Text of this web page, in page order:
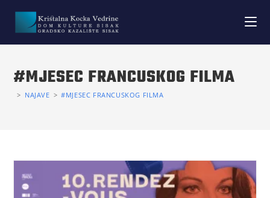
#MJESEC FRANCUSKOG FILMA
> NAJAVE > #MJESEC FRANCUSKOG FILMA